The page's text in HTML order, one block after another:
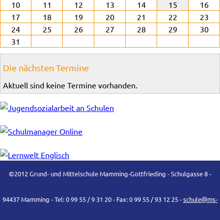
10
11 12 13 14 15
16
17
18 19 20 21 22
23
24
25 26 27 28 29
30
31
Die nächsten Termine
Aktuell sind keine Termine vorhanden.
©2012 Grund- und Mittelschule Mamming-Gottfrieding - Schulgasse 8 -
94437 Mamming - Tel: 0 99 55 / 9 31 20 - Fax: 0 99 55 / 93 12 25 -schule@ms-